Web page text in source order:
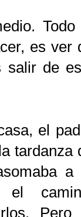
Todo
es ver
salir de
el
tardanza
a
el
Pero